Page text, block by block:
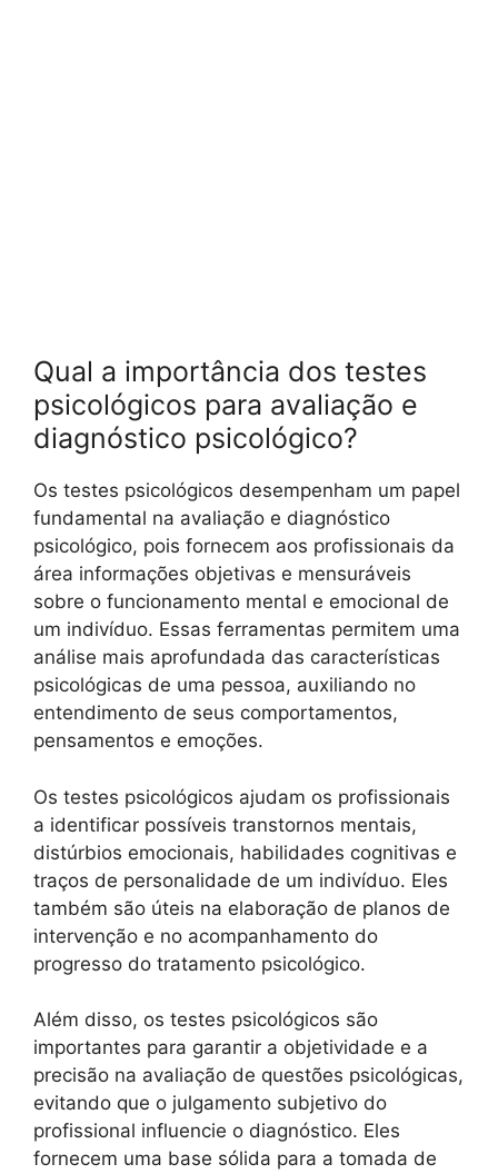
Qual a importância dos testes
psicológicos para avaliação e
diagnóstico psicológico?
Os testes psicológicos desempenham um papel
fundamental na avaliação e diagnóstico
psicológico, pois fornecem aos profissionais da
área informações objetivas e mensuráveis
sobre o funcionamento mental e emocional de
um indivíduo. Essas ferramentas permitem uma
análise mais aprofundada das características
psicológicas de uma pessoa, auxiliando no
entendimento de seus comportamentos,
pensamentos e emoções.
Os testes psicológicos ajudam os profissionais
a identificar possíveis transtornos mentais,
distúrbios emocionais, habilidades cognitivas e
traços de personalidade de um indivíduo. Eles
também são úteis na elaboração de planos de
intervenção e no acompanhamento do
progresso do tratamento psicológico.
Além disso, os testes psicológicos são
importantes para garantir a objetividade e a
precisão na avaliação de questões psicológicas,
evitando que o julgamento subjetivo do
profissional influencie o diagnóstico. Eles
fornecem uma base sólida para a tomada de